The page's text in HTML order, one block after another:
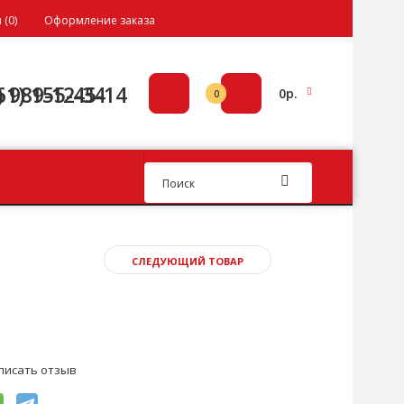
(0) Оформление заказа
155-45-14
989-12-34 0 0р.
СЛЕДУЮЩИЙ ТОВАР
отзыв